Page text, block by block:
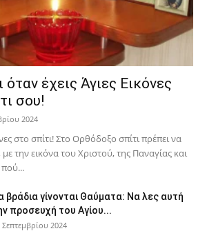
όταν έχεις Άγιες Εικόνες
σου!
2024
στο σπίτι! Στο Ορθόδοξο σπίτι πρέπει να
την εικόνα του Χριστού, της Παν­αγίας και
πού...
βράδια γίνονται Θαύματα: Να λες αυτή
προσευχή του Αγίου...
Σεπτεμβρίου 2024